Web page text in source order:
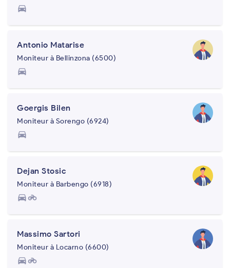
directions_car
Antonio Matarise
Moniteur à Bellinzona (6500)
directions_car
Goergis Bilen
Moniteur à Sorengo (6924)
directions_car
Dejan Stosic
Moniteur à Barbengo (6918)
directions_carmotorcycle
Massimo Sartori
Moniteur à Locarno (6600)
directions_carmotorcycle